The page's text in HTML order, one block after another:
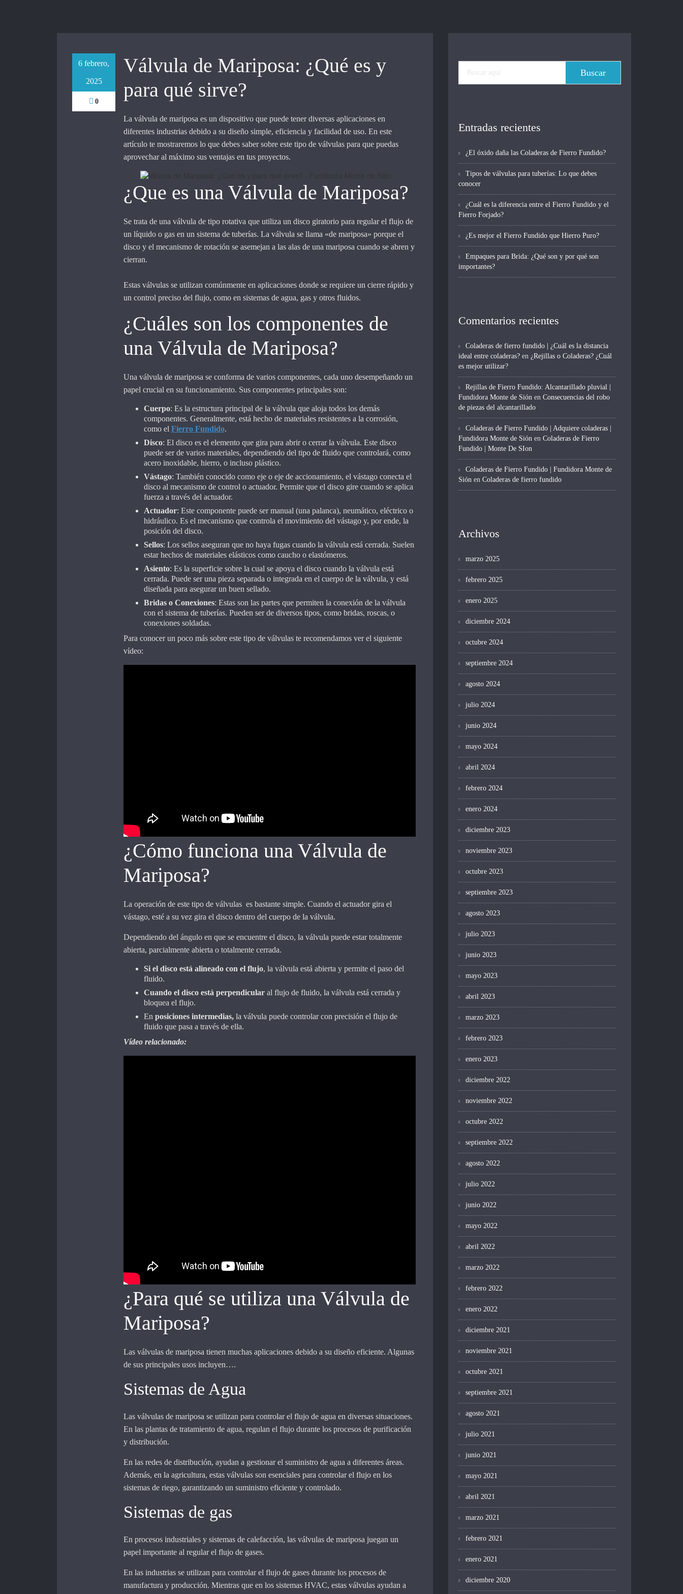
6 febrero,
2025
0
Válvula de Mariposa: ¿Qué es y
para qué sirve?
La válvula de mariposa es un dispositivo que puede tener diversas aplicaciones en
diferentes industrias debido a su diseño simple, eficiencia y facilidad de uso. En este
artículo te mostraremos lo que debes saber sobre este tipo de válvulas para que puedas
aprovechar al máximo sus ventajas en tus proyectos.
¿Que es una Válvula de Mariposa?
Se trata de una válvula de tipo rotativa que utiliza un disco giratorio para regular el flujo de
un líquido o gas en un sistema de tuberías. La válvula se llama «de mariposa» porque el
disco y el mecanismo de rotación se asemejan a las alas de una mariposa cuando se abren y
cierran.
Estas válvulas se utilizan comúnmente en aplicaciones donde se requiere un cierre rápido y
un control preciso del flujo, como en sistemas de agua, gas y otros fluidos.
¿Cuáles son los componentes de
una Válvula de Mariposa?
Una válvula de mariposa se conforma de varios componentes, cada uno desempeñando un
papel crucial en su funcionamiento. Sus componentes principales son:
Cuerpo: Es la estructura principal de la válvula que aloja todos los demás
componentes. Generalmente, está hecho de materiales resistentes a la corrosión,
como el Fierro Fundido.
Disco: El disco es el elemento que gira para abrir o cerrar la válvula. Este disco
puede ser de varios materiales, dependiendo del tipo de fluido que controlará, como
acero inoxidable, hierro, o incluso plástico.
Vástago: También conocido como eje o eje de accionamiento, el vástago conecta el
disco al mecanismo de control o actuador. Permite que el disco gire cuando se aplica
fuerza a través del actuador.
Actuador: Este componente puede ser manual (una palanca), neumático, eléctrico o
hidráulico. Es el mecanismo que controla el movimiento del vástago y, por ende, la
posición del disco.
Sellos: Los sellos aseguran que no haya fugas cuando la válvula está cerrada. Suelen
estar hechos de materiales elásticos como caucho o elastómeros.
Asiento: Es la superficie sobre la cual se apoya el disco cuando la válvula está
cerrada. Puede ser una pieza separada o integrada en el cuerpo de la válvula, y está
diseñada para asegurar un buen sellado.
Bridas o Conexiones: Estas son las partes que permiten la conexión de la válvula
con el sistema de tuberías. Pueden ser de diversos tipos, como bridas, roscas, o
conexiones soldadas.
Para conocer un poco más sobre este tipo de válvulas te recomendamos ver el siguiente
vídeo:
¿Cómo funciona una Válvula de
Mariposa?
La operación de este tipo de válvulas es bastante simple. Cuando el actuador gira el
vástago, esté a su vez gira el disco dentro del cuerpo de la válvula.
Dependiendo del ángulo en que se encuentre el disco, la válvula puede estar totalmente
abierta, parcialmente abierta o totalmente cerrada.
Si el disco está alineado con el flujo, la válvula está abierta y permite el paso del
fluido.
Cuando el disco está perpendicular al flujo de fluido, la válvula está cerrada y
bloquea el flujo.
En posiciones intermedias,la válvula puede controlar con precisión el flujo de
fluido que pasa a través de ella.
Vídeo relacionado:
¿Para qué se utiliza una Válvula de
Mariposa?
Las válvulas de mariposa tienen muchas aplicaciones debido a su diseño eficiente. Algunas
de sus principales usos incluyen….
Sistemas de Agua
Las válvulas de mariposa se utilizan para controlar el flujo de agua en diversas situaciones.
En las plantas de tratamiento de agua, regulan el flujo durante los procesos de purificación
y distribución.
En las redes de distribución, ayudan a gestionar el suministro de agua a diferentes áreas.
Además, en la agricultura, estas válvulas son esenciales para controlar el flujo en los
sistemas de riego, garantizando un suministro eficiente y controlado.
Sistemas de gas
En procesos industriales y sistemas de calefacción, las válvulas de mariposa juegan un
papel importante al regular el flujo de gases.
En las industrias se utilizan para controlar el flujo de gases durante los procesos de
manufactura y producción. Mientras que en los sistemas HVAC, estas válvulas ayudan a
Entradas recientes
¿El óxido daña las Coladeras de Fierro Fundido?
Tipos de válvulas para tuberías: Lo que debes
conocer
¿Cuál es la diferencia entre el Fierro Fundido y el
Fierro Forjado?
¿Es mejor el Fierro Fundido que Hierro Puro?
Empaques para Brida: ¿Qué son y por qué son
importantes?
Comentarios recientes
Coladeras de fierro fundido | ¿Cuál es la distancia
ideal entre coladeras? en ¿Rejillas o Coladeras? ¿Cuál
es mejor utilizar?
Rejillas de Fierro Fundido: Alcantarillado pluvial |
Fundidora Monte de Sión en Consecuencias del robo
de piezas del alcantarillado
Coladeras de Fierro Fundido | Adquiere coladeras |
Fundidora Monte de Sión en Coladeras de Fierro
Fundido | Monte De SIon
Coladeras de Fierro Fundido | Fundidora Monte de
Sión en Coladeras de fierro fundido
Archivos
marzo 2025
febrero 2025
enero 2025
diciembre 2024
octubre 2024
septiembre 2024
agosto 2024
julio 2024
junio 2024
mayo 2024
abril 2024
febrero 2024
enero 2024
diciembre 2023
noviembre 2023
octubre 2023
septiembre 2023
agosto 2023
julio 2023
junio 2023
mayo 2023
abril 2023
marzo 2023
febrero 2023
enero 2023
diciembre 2022
noviembre 2022
octubre 2022
septiembre 2022
agosto 2022
julio 2022
junio 2022
mayo 2022
abril 2022
marzo 2022
febrero 2022
enero 2022
diciembre 2021
noviembre 2021
octubre 2021
septiembre 2021
agosto 2021
julio 2021
junio 2021
mayo 2021
abril 2021
marzo 2021
febrero 2021
enero 2021
diciembre 2020